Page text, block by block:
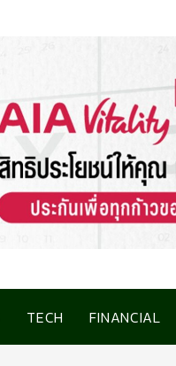
TECH FINANCIAL